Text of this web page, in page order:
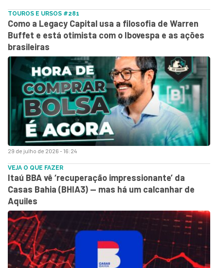
29 de julho de 2026 - 16:24
TOUROS E URSOS #281
Como a Legacy Capital usa a filosofia de Warren
Buffet e está otimista com o Ibovespa e as ações
brasileiras
VEJA O QUE FAZER
Itaú BBA vê ‘recuperação impressionante’ da
Casas Bahia (BHIA3) — mas há um calcanhar de
Aquiles